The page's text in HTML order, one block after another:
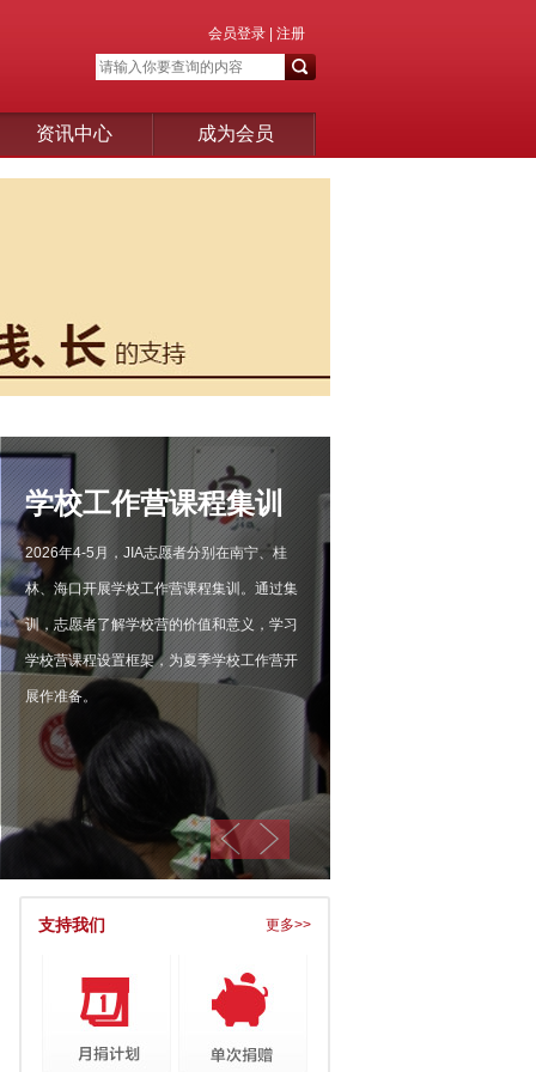
会员登录 注册
资讯中心 成为会员
学校工作营课程集训
2026年4-5月，JIA志愿者分别在南宁、桂
林、海口开展学校工作营课程集训。通过集
训，志愿者了解学校营的价值和意义，学习
学校营课程设置框架，为夏季学校工作营开
展作准备。
支持我们 更多>>